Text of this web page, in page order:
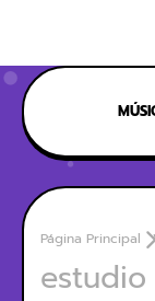
Página Principal
estudio